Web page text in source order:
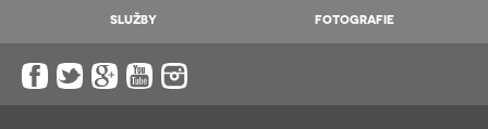
SLUŽBY FOTOGRAFIE